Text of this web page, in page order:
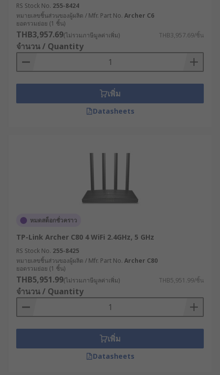
พื้นที่ครอบคลุม : ตรวจสอบให้แน่ใจว่าเราเตอร์
สามารถกระจายสัญญาณได้ครอบคลุมพื้นที่อยู่
อาศัยหรือพื้นที่ทำงานของคุณอย่างเพียงพอ เพื่อ
ให้การใช้งาน WiFi เป็นไปอย่างมีประสิทธิภาพ
ความเร็วที่รองรับ : ตรวจสอบว่าเราเตอร์
อินเทอร์เน็ตสามารถรองรับความเร็วของบริการ
5G เพื่อหลีกเลี่ยงปัญหาความล่าช้าหรือการเชื่อม
ต่อที่ไม่เสถียร
กระจายสัญญาณ WiFi ที่มีระบบรักษาความ
ปลอดภัยที่แข็งแรง เช่น การเข้ารหัสแบบ WEP
หรือ WPA เพื่อปกป้องเครือข่ายของคุณจากการ
ถูกบุกรุก
ประเมินสภาพแวดล้อมการใช้งาน : พิจารณาว่า
เราเตอร์จะถูกติดตั้งในสภาพแวดล้อมแบบใด มี
ความเสี่ยงต่อความร้อน ความชื้น ฝุ่น หรือการ
สั่นสะเทือนหรือไม่ เพื่อเลือกเราเตอร์ที่มีระดับ
การป้องกัน (IP Rating) ที่เหมาะสม
วิเคราะห์ความต้องการด้านการเชื่อมต่อ :
ประเมินว่าต้องการเชื่อมต่อผ่านช่องทางใดบ้าง
ๆ และต้องการระบบสำรองหรือไม่
กำหนดความต้องการด้านแบนด์วิดท์ : คำนวณ
ปริมาณข้อมูลที่จะถูกส่งผ่านอุปกรณ์เครือข่าย
RS Stock No. 255-8424
หมายเลขชิ้นส่วนของผู้ผลิต / Mfr. Part No. Archer C6
ยอดรวมย่อย (1 ชิ้น)
THB3,957.69(ไม่รวมภาษีมูลค่าเพิ่ม) THB3,957.69/ชิ้น
จำนวน / Quantity
เพิ่ม
Datasheets
หมดสต็อกชั่วคราว
TP-Link Archer C80 4 WiFi 2.4GHz, 5 GHz
RS Stock No. 255-8425
หมายเลขชิ้นส่วนของผู้ผลิต / Mfr. Part No. Archer C80
ยอดรวมย่อย (1 ชิ้น)
THB5,951.99(ไม่รวมภาษีมูลค่าเพิ่ม) THB5,951.99/ชิ้น
จำนวน / Quantity
เพิ่ม
Datasheets